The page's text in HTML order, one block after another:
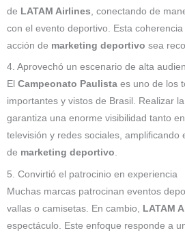
de LATAM Airlines , conectando de
con el evento deportivo. Esta
acción de marketing deportivo sea
4. Aprovechó un escenario de alta
El Campeonato Paulista es uno de los
importantes y vistos de Brasil. Realizar
garantiza una enorme visibilidad tanto
televisión y redes sociales, amplificando
de marketing deportivo.
5. Convirtió el patrocinio en experiencia
Muchas marcas patrocinan eventos
vallas o camisetas. En cambio, LATAM
espectáculo. Este enfoque responde a